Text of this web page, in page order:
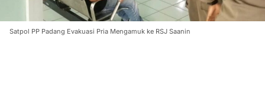
Satpol PP Padang Evakuasi Pria Mengamuk ke RSJ Saanin